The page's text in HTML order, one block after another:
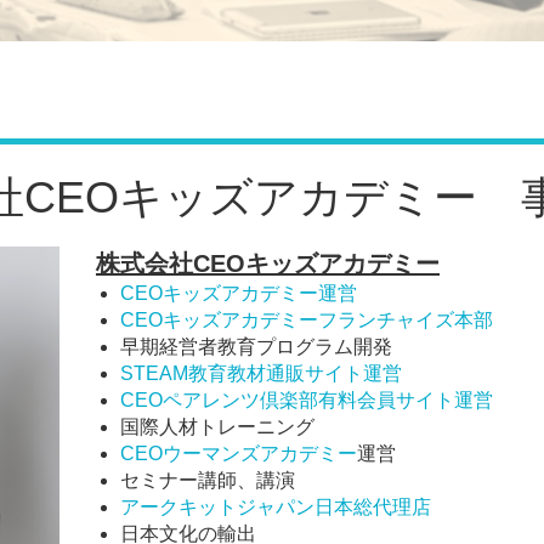
CEOキッズアカデミー
株式会社CEOキッズアカデミー
CEOキッズアカデミー運営
CEOキッズアカデミーフランチャイズ本部
早期経営者教育プログラム開発
STEAM教育教材通販サイト運営
CEOペアレンツ倶楽部有料会員サイト運営
国際人材トレーニング
CEOウーマンズアカデミー運営
セミナー講師、講演
アークキットジャパン日本総代理店
日本文化の輸出